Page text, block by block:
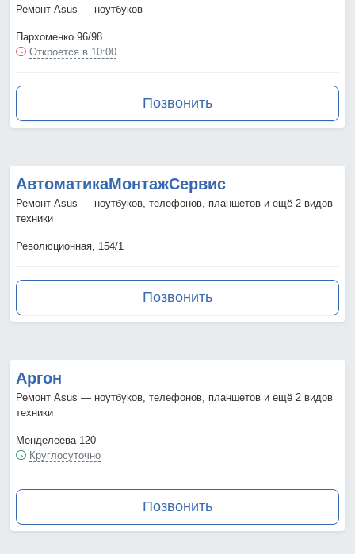
Ремонт Asus — ноутбуков
Пархоменко 96/98
Откроется в 10:00
Позвонить
АвтоматикаМонтажСервис
Ремонт Asus — ноутбуков, телефонов, планшетов и ещё 2 видов
техники
Революционная, 154/1
Позвонить
Аргон
Ремонт Asus — ноутбуков, телефонов, планшетов и ещё 2 видов
техники
Менделеева 120
Круглосуточно
Позвонить